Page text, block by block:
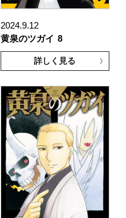
2024.9.12
黄泉のツガイ 8
詳しく見る